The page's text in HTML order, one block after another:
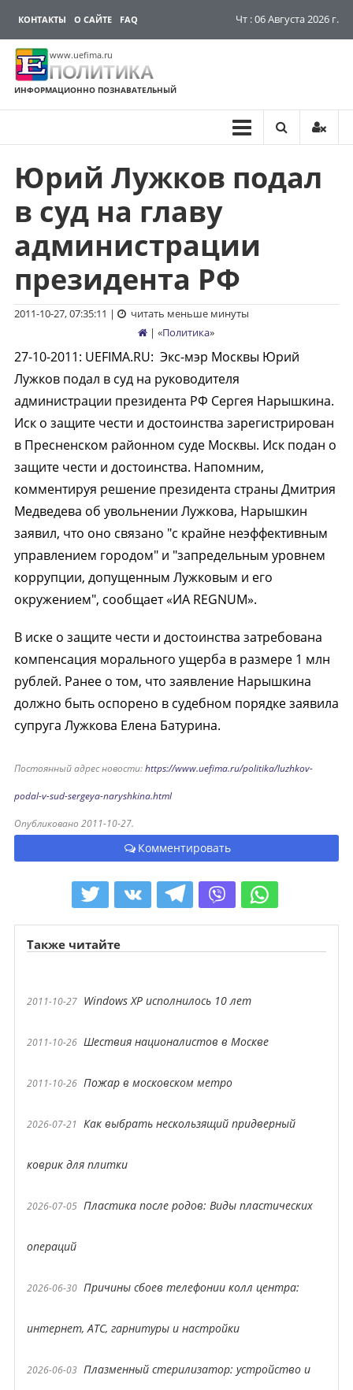
КОНТАКТЫ О САЙТЕ FAQ Чт : 06 Августа 2026 г.
www.uefima.ru
ПОЛИТИКА
ИНФОРМАЦИОННО ПОЗНАВАТЕЛЬНЫЙ
Перейти
содержимому
Юрий Лужков подал
в суд на главу
администрации
президента РФ
2011-10-27, 07:35:11 |
читать меньше минуты
| «Политика»
27-10-2011: UEFIMA.RU: Экс-мэр Москвы Юрий
Лужков подал в суд на руководителя
администрации президента РФ Сергея Нарышкина.
Иск о защите чести и достоинства зарегистрирован
в Пресненском районном суде Москвы. Иск подан о
защите чести и достоинства. Напомним,
комментируя решение президента страны Дмитрия
Медведева об увольнении Лужкова, Нарышкин
заявил, что оно связано "с крайне неэффективным
управлением городом" и "запредельным уровнем
коррупции, допущенным Лужковым и его
окружением", сообщает «ИА REGNUM».
В иске о защите чести и достоинства затребована
компенсация морального ущерба в размере 1 млн
рублей. Ранее о том, что заявление Нарышкина
должно быть оспорено в судебном порядке заявила
супруга Лужкова Елена Батурина.
Постоянный адрес новости:https://www.uefima.ru/politika/luzhkov-
podal-v-sud-sergeya-naryshkina.html
Опубликовано 2011-10-27.
Комментировать
Также читайте
2011-10-27 Windows XP исполнилось 10 лет
2011-10-26 Шествия националистов в Москве
2011-10-26 Пожар в московском метро
2026-07-21 Как выбрать нескользящий придверный
коврик для плитки
2026-07-05 Пластика после родов: Виды пластических
операций
2026-06-30 Причины сбоев телефонии колл центра:
интернет, АТС, гарнитуры и настройки
2026-06-03 Плазменный стерилизатор: устройство и